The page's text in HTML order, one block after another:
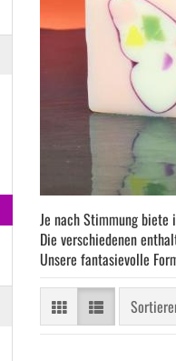
Je nach Stimmung biete
Die verschiedenen
Unsere fantasievolle